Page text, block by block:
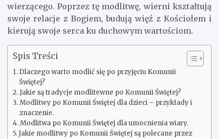
wierzącego. Poprzez tę modlitwę, wierni kształtują
swoje relacje z Bogiem, budują więź z Kościołem i
kierują swoje serca ku duchowym wartościom.
Spis Treści
Dlaczego warto modlić się po przyjęciu Komunii
Świętej?
Jakie są tradycje modlitewne po Komunii Świętej?
Modlitwy po Komunii Świętej dla dzieci – przykłady i
znaczenie.
Modlitwa po Komunii Świętej dla umocnienia wiary.
Jakie modlitwy po Komunii Świętej są polecane przez